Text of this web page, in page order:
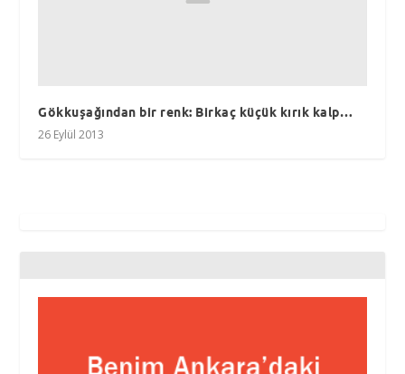
Gökkuşağından bir renk: Birkaç küçük kırık kalp…
26 Eylül 2013